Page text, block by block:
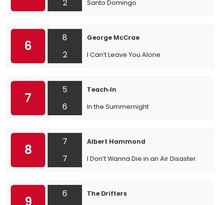
2 Santo Domingo
6
8
2
George McCrae
I Can’t Leave You Alone
7
5
6
Teach‐In
In the Summernight
8
7
7
Albert Hammond
I Don’t Wanna Die in an Air Disaster
6
The Drifters